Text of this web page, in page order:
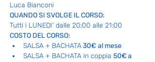
Luca Bianconi
QUANDO SI SVOLGE IL CORSO:
Tutti i LUNEDI' dalle 20:00 alle 21:00
COSTO DEL CORSO:
SALSA + BACHATA 30€ al mese
SALSA + BACHATA in coppia 50€ a